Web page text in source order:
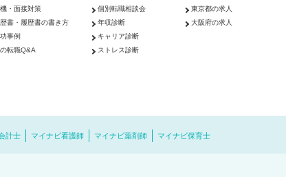
・面接対策
書・履歴書の書き方
事例
転職Q&A
個別転職相談会
年収診断
キャリア診断
ストレス診断
東京都の求人
大阪府の求人
計士 マイナビ看護師 マイナビ薬剤師 マイナビ保育士